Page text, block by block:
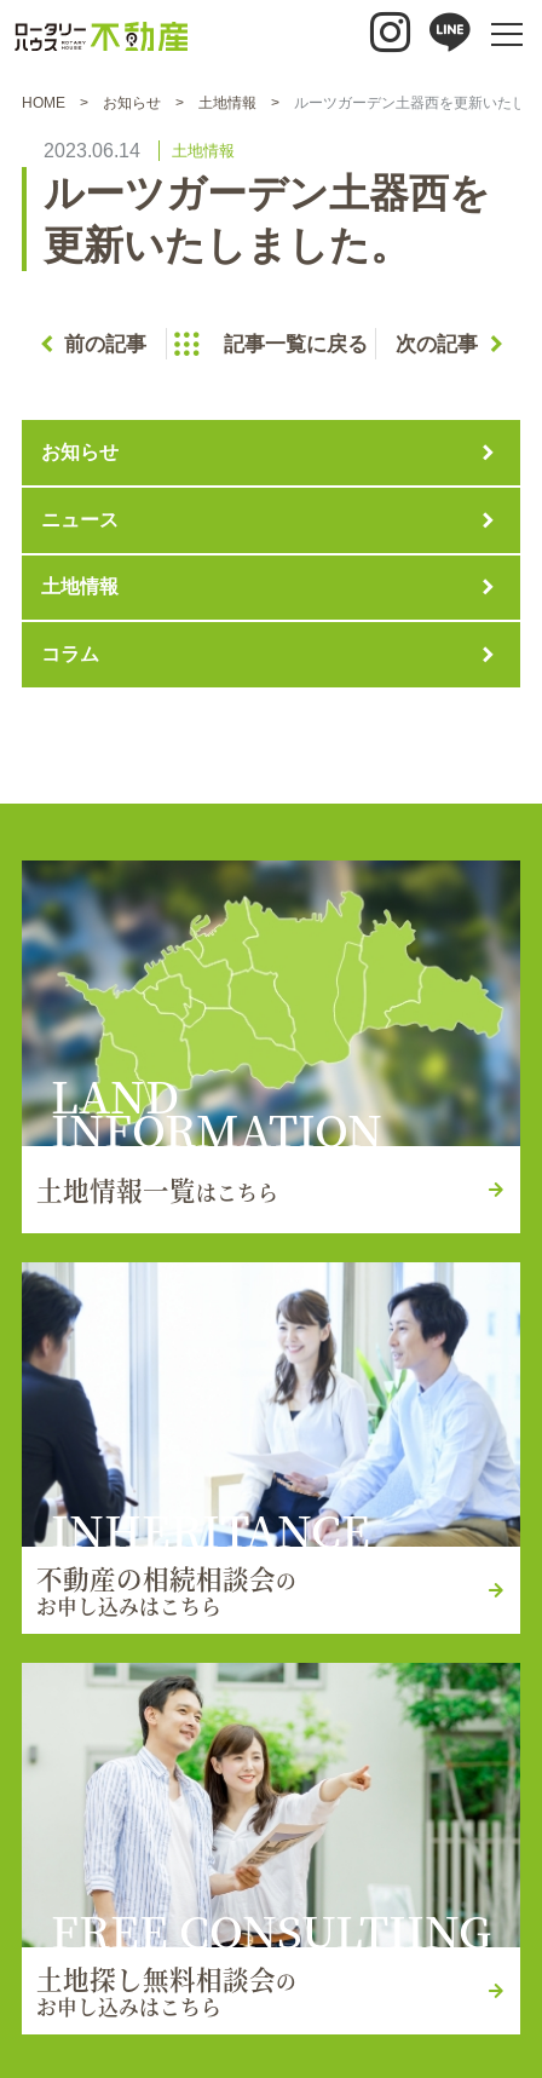
HOME お知らせ 土地情報 ルーツガーデン土器西を更新いたし
2023.06.14 土地情報
ルーツガーデン土器西を
更新いたしました。
前の記事 記事一覧に戻る 次の記事
お知らせ
ニュース
土地情報
コラム
LAND
INFORMATION
土地情報一覧はこちら
INHERITANCE
不動産の相続相談会の
お申し込みはこちら
FREE CONSULTIING
土地探し無料相談会の
お申し込みはこちら